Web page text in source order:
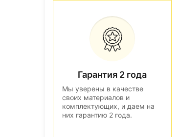
Гарантия 2 года
Мы уверены в качестве
своих материалов и
комплектующих, и даем на
них гарантию 2 года.